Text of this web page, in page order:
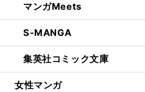
マンガMeets
S-MANGA
集英社コミック文庫
女性マンガ